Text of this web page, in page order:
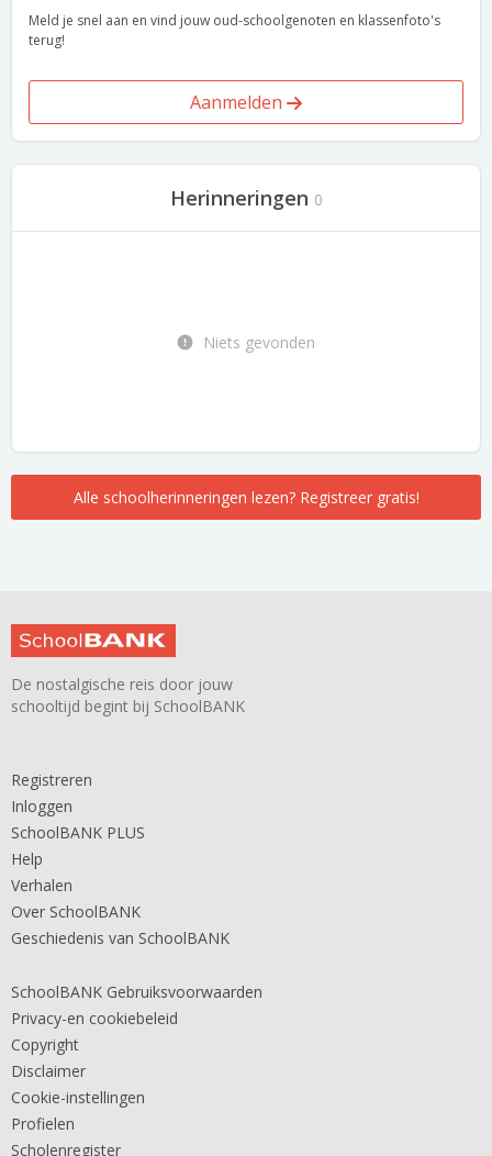
Meld je snel aan en vind jouw oud-schoolgenoten en klassenfoto's
terug!
Aanmelden
Herinneringen 0
Niets gevonden
Alle schoolherinneringen lezen? Registreer gratis!
De nostalgische reis door jouw
schooltijd begint bij SchoolBANK
Registreren
Inloggen
SchoolBANK PLUS
Help
Verhalen
Over SchoolBANK
Geschiedenis van SchoolBANK
SchoolBANK Gebruiksvoorwaarden
Privacy-en cookiebeleid
Copyright
Disclaimer
Cookie-instellingen
Profielen
Scholenregister